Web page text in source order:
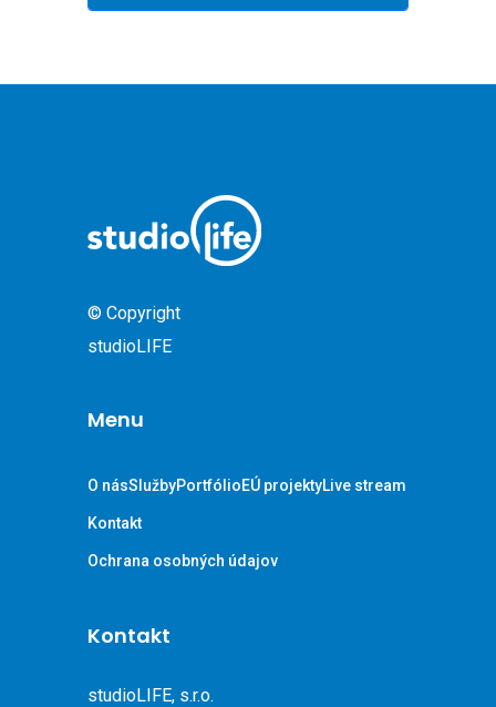
© Copyright
studioLIFE
Menu
O násSlužbyPortfólioEÚ projektyLive stream
Kontakt
Ochrana osobných údajov
Kontakt
studioLIFE, s.r.o.